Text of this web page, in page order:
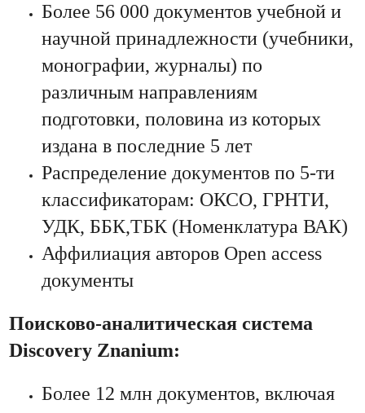
Более 56 000 документов учебной и
научной принадлежности (учебники,
монографии, журналы) по
различным направлениям
подготовки, половина из которых
издана в последние 5 лет
Распределение документов по 5-ти
классификаторам: ОКСО, ГРНТИ,
УДК, ББК,ТБК (Номенклатура ВАК)
Аффилиация авторов Open access
документы
Поисково-аналитическая система
Discovery Znanium:
Более 12 млн документов, включая